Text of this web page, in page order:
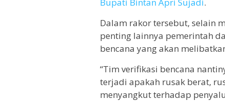
Dalam rakor tersebut, selain
penting lainnya pemerintah
bencana yang akan
“Tim verifikasi bencana
terjadi apakah rusak berat,
menyangkut terhadap